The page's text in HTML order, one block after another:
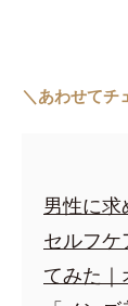
＼あわせてチ
男性に求
セルフ
てみた